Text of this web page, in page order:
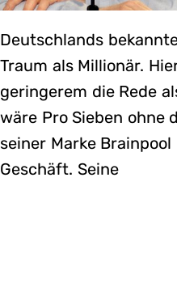
Deutschlands
Traum als Millionär.
geringerem die Rede
wäre Pro Sieben ohne
seiner Marke
Geschäft. Seine